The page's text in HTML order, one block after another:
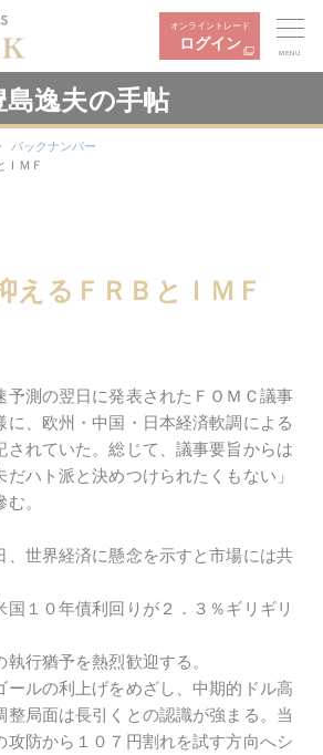
オンライントレード
ログイン
MENU
島逸夫の手帖
バックナンバー
ＩＭＦ
えるＦＲＢとＩＭＦ
予測の翌日に発表されたＦＯＭＣ議事
に、欧州・中国・日本経済軟調による
されていた。総じて、議事要旨からは
だハト派と決めつけられたくもない」
。
、世界経済に懸念を示すと市場には共
国１０年債利回りが２．３％ギリギリ
行猶予を熱烈歓迎する。
ールの利上げをめざし、中期的ドル高
整局面は長引くとの認識が強まる。当
攻防から１０７円割れを試す方向へシ